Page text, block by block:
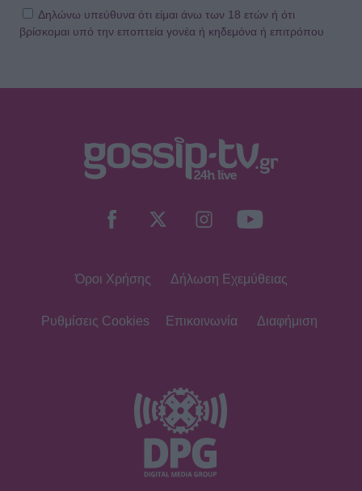
Δηλώνω υπεύθυνα ότι είμαι άνω των 18 ετών ή ότι
βρίσκομαι υπό την εποπτεία γονέα ή κηδεμόνα ή επιτρόπου
Όροι Χρήσης Δήλωση Εχεμύθειας
Ρυθμίσεις Cookies Επικοινωνία Διαφήμιση